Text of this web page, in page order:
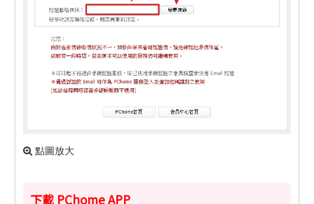
點圖放大
下載 PChome APP